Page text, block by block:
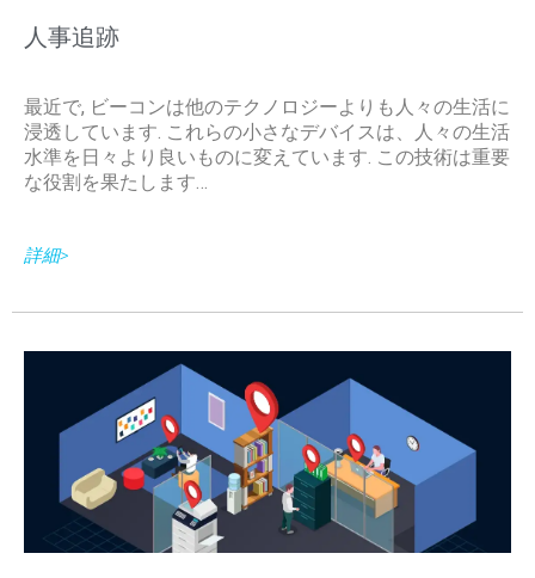
人事追跡
最近で, ビーコンは他のテクノロジーよりも人々の生活に
浸透しています. これらの小さなデバイスは、人々の生活
水準を日々より良いものに変えています. この技術は重要
な役割を果たします…
詳細>